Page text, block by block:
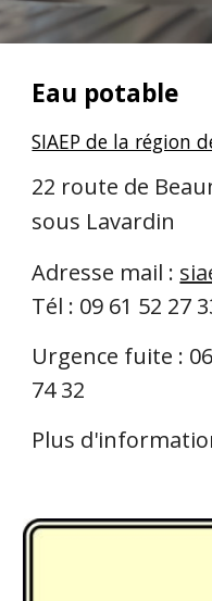
Eau potable
SIAEP de la région
22 route de
sous Lavardin
Adresse mail :
Tél : 09 61 52 27
Urgence fuite :
74 32
Plus